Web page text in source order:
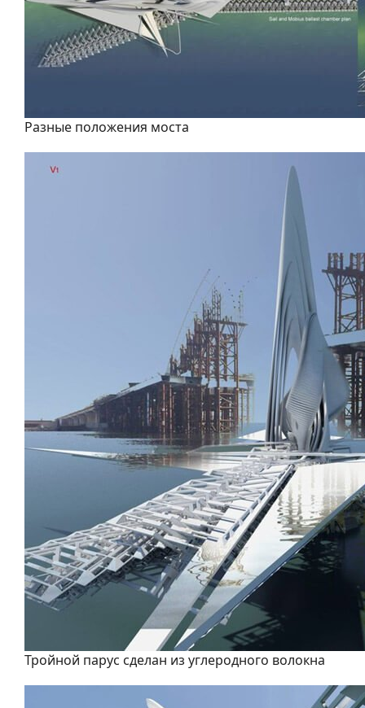
Разные положения моста
Тройной парус сделан из углеродного волокна